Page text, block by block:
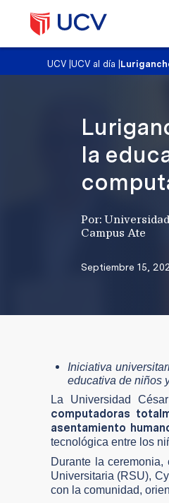
UCV |UCV al día
la
Por:
Campus Ate
Septiembre 15,
Iniciativa
educativa de niños
La Universidad
computadoras
asentamiento
tecnológica entre los
Durante la
Universitaria (RSU),
con la comunidad,